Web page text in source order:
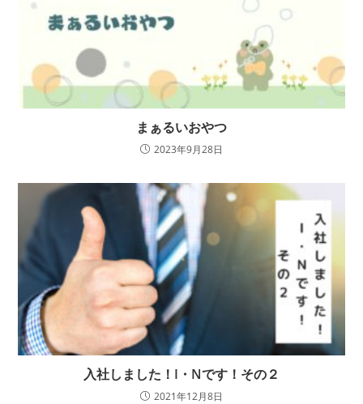
まぁるいおやつ
2023年9月28日
入社しました！I・Nです！その２
2021年12月8日